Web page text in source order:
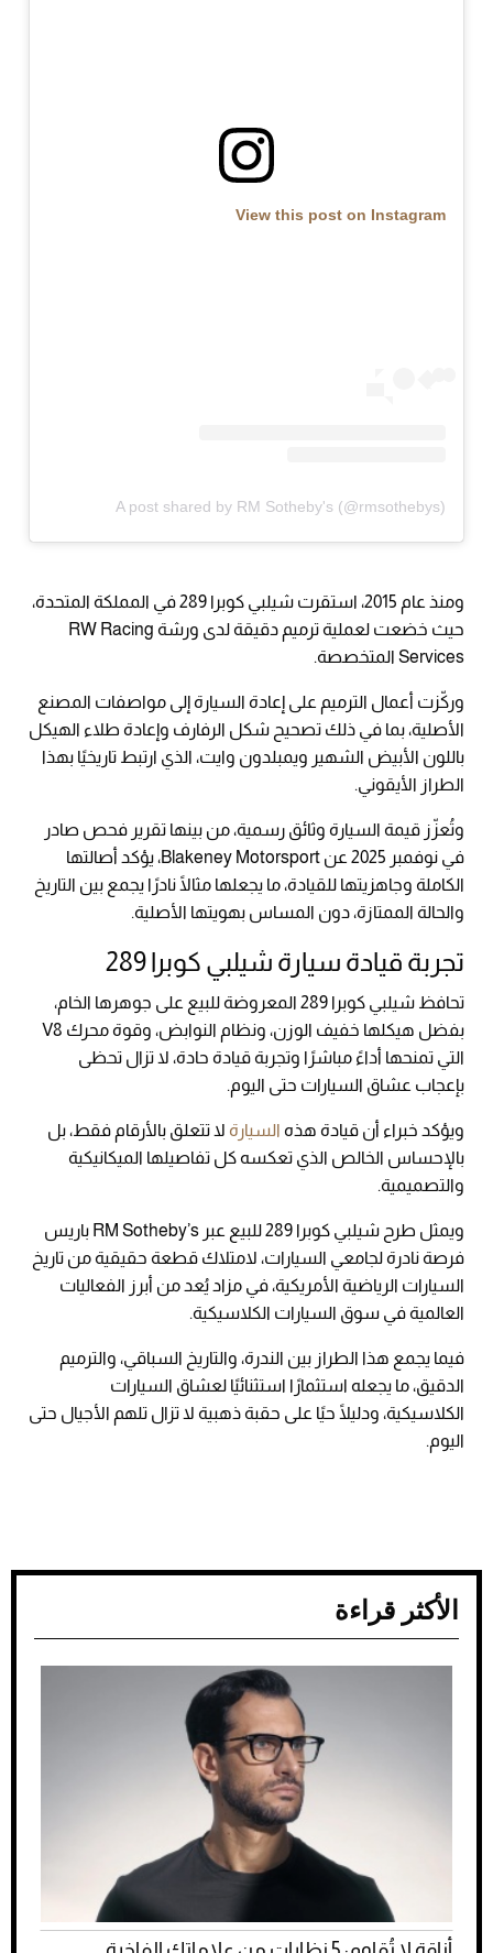
View this post on Instagram
A post shared by RM Sotheby's (@rmsothebys)
ومنذ عام 2015، استقرت شيلبي كوبرا 289 في المملكة المتحدة،
حيث خضعت لعملية ترميم دقيقة لدى ورشة RW Racing
Services المتخصصة.
وركّزت أعمال الترميم على إعادة السيارة إلى مواصفات المصنع
الأصلية، بما في ذلك تصحيح شكل الرفارف وإعادة طلاء الهيكل
باللون الأبيض الشهير ويمبلدون وايت، الذي ارتبط تاريخيًا بهذا
الطراز الأيقوني.
وتُعزّز قيمة السيارة وثائق رسمية، من بينها تقرير فحص صادر
في نوفمبر 2025 عن Blakeney Motorsport، يؤكد أصالتها
الكاملة وجاهزيتها للقيادة، ما يجعلها مثالًا نادرًا يجمع بين التاريخ
والحالة الممتازة، دون المساس بهويتها الأصلية.
تجربة قيادة سيارة شيلبي كوبرا 289
تحافظ شيلبي كوبرا 289 المعروضة للبيع على جوهرها الخام،
بفضل هيكلها خفيف الوزن، ونظام النوابض، وقوة محرك V8
التي تمنحها أداءً مباشرًا وتجربة قيادة حادة، لا تزال تحظى
بإعجاب عشاق السيارات حتى اليوم.
ويؤكد خبراء أن قيادة هذه السيارة لا تتعلق بالأرقام فقط، بل
بالإحساس الخالص الذي تعكسه كل تفاصيلها الميكانيكية
والتصميمية.
ويمثل طرح شيلبي كوبرا 289 للبيع عبر RM Sotheby’s باريس
فرصة نادرة لجامعي السيارات، لامتلاك قطعة حقيقية من تاريخ
السيارات الرياضية الأمريكية، في مزاد يُعد من أبرز الفعاليات
العالمية في سوق السيارات الكلاسيكية.
فيما يجمع هذا الطراز بين الندرة، والتاريخ السباقي، والترميم
الدقيق، ما يجعله استثمارًا استثنائيًا لعشاق السيارات
الكلاسيكية، ودليلًا حيًا على حقبة ذهبية لا تزال تلهم الأجيال حتى
اليوم.
الأكثر قراءة